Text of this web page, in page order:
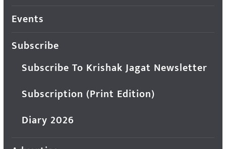
Events
Subscribe
Subscribe To Krishak Jagat Newsletter
Subscription (Print Edition)
Diary 2026